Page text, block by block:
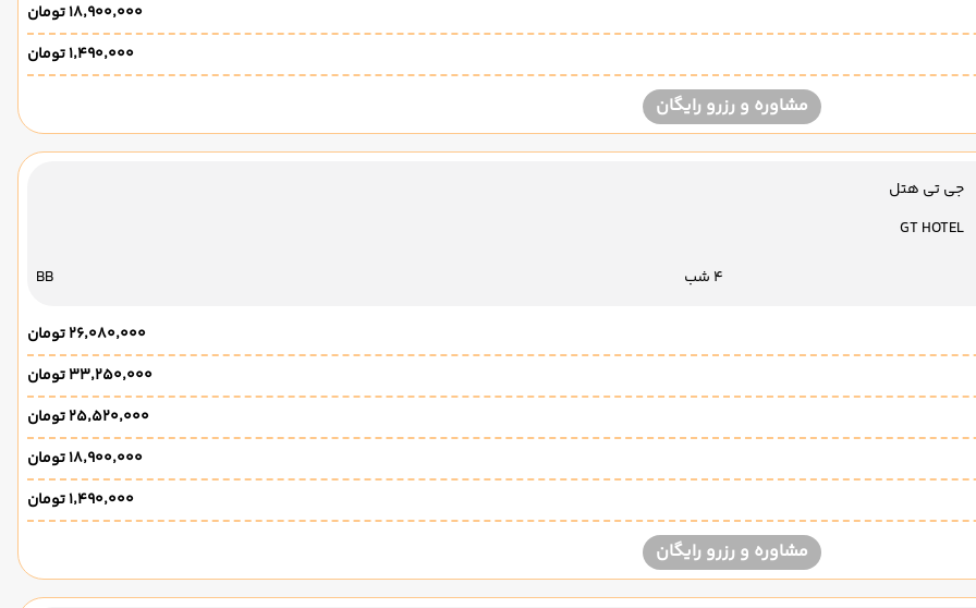
۱۸٬۹۰۰٬۰۰۰ تومان
۱٬۴۹۰٬۰۰۰ تومان
مشاوره و رزرو رایگان
جی تی هتل
GT HOTEL
4 شب BB
۲۶٬۰۸۰٬۰۰۰ تومان
۳۳٬۲۵۰٬۰۰۰ تومان
۲۵٬۵۲۰٬۰۰۰ تومان
۱۸٬۹۰۰٬۰۰۰ تومان
۱٬۴۹۰٬۰۰۰ تومان
مشاوره و رزرو رایگان